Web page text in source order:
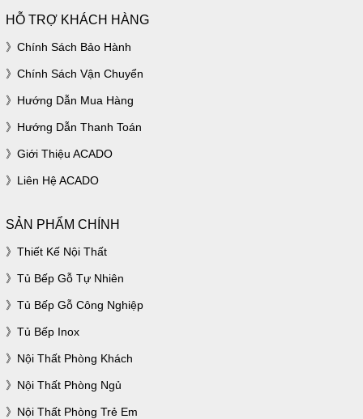
HỖ TRỢ KHÁCH HÀNG
Chính Sách Bảo Hành
Chính Sách Vận Chuyển
Hướng Dẫn Mua Hàng
Hướng Dẫn Thanh Toán
Giới Thiệu ACADO
Liên Hệ ACADO
SẢN PHẨM CHÍNH
Thiết Kế Nội Thất
Tủ Bếp Gỗ Tự Nhiên
Tủ Bếp Gỗ Công Nghiệp
Tủ Bếp Inox
Nội Thất Phòng Khách
Nội Thất Phòng Ngủ
Nội Thất Phòng Trẻ Em